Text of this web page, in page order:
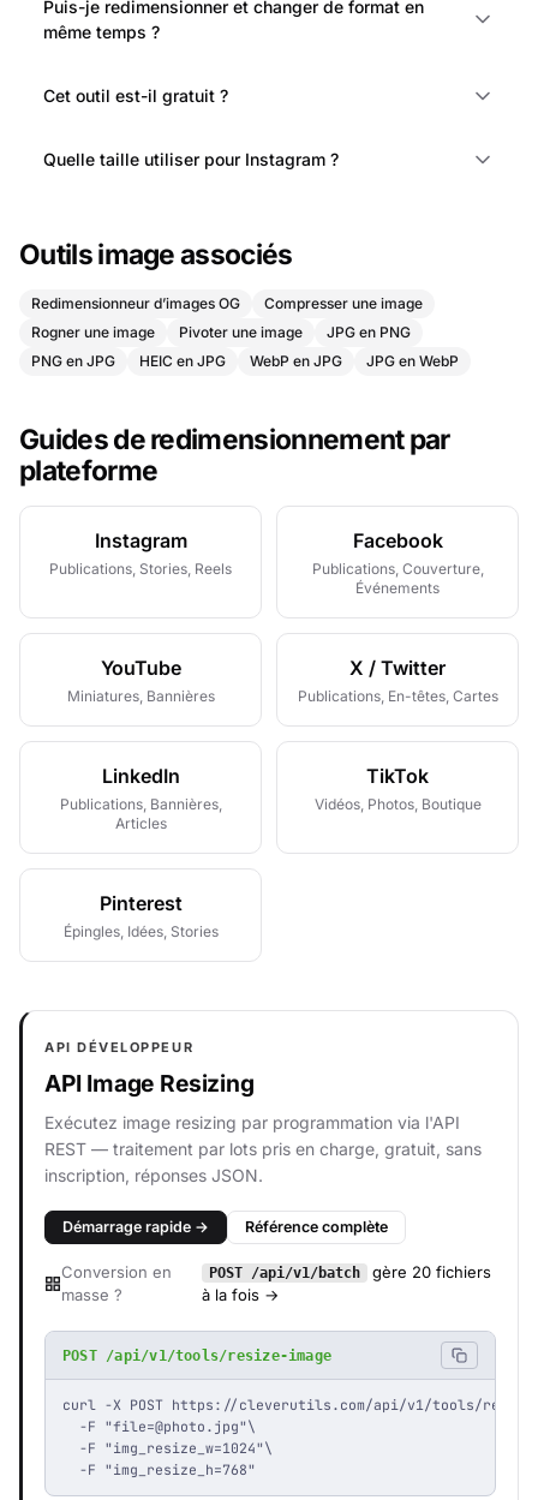
Puis-je redimensionner et changer de format en
même temps ?
Cet outil est-il gratuit ?
Quelle taille utiliser pour Instagram ?
Outils image associés
Redimensionneur d’images OG
Compresser une image
Rogner une image
Pivoter une image
JPG en PNG
PNG en JPG
HEIC en JPG WebP en JPG JPG en WebP
Guides de redimensionnement par
plateforme
Instagram
Publications, Stories, Reels
Facebook
Publications, Couverture,
Événements
YouTube
Miniatures, Bannières
X / Twitter
Publications, En-têtes, Cartes
LinkedIn
Publications, Bannières,
Articles
TikTok
Vidéos, Photos, Boutique
Pinterest
Épingles, Idées, Stories
API DÉVELOPPEUR
API Image Resizing
Exécutez image resizing par programmation via l'API
REST — traitement par lots pris en charge, gratuit, sans
inscription, réponses JSON.
Démarrage rapide → Référence complète
Conversion en
masse ?
POST /api/v1/batch
gère 20 fichiers
à la fois →
POST /api/v1/tools/resize-image
curl -X POST https://cleverutils.com/api/v1/tools/
  -F "
file=@photo.jpg"\
  -F "img_resize_w=1024"\
  -F "img_resize_h=768"